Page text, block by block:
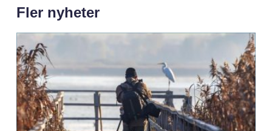
Fler nyheter